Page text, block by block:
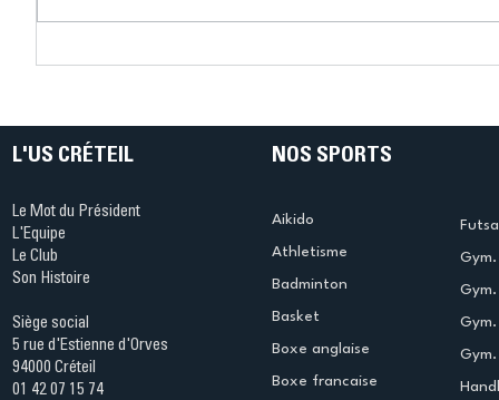
Ping ? Quand le tennis de
termine
L'US CRÉTEIL
Le Mot du Président
L'Equipe
Le Club
Son Histoire
Siège social
5 rue d'Estienne d'Orves
94000 Créteil
01 42 07 15 74
NOS SPORTS
Aikido
Athletisme
Badminton
Basket
Boxe anglaise
Boxe francaise